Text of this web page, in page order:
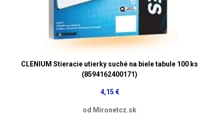
CLENIUM Stieracie utierky suché na biele tabule 100 ks
(8594162400171)
4,15 €
od Mironetcz.sk